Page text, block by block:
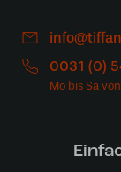
0031 (0)